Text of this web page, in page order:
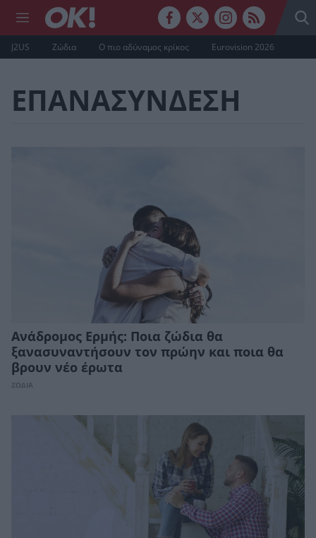
J2US Ζώδια Ο πιο αδύναμος κρίκος Eurovision 2026
ΕΠΑΝΑΣΥΝΔΕΣΗ
Ανάδρομος Ερμής: Ποια ζώδια θα
ξανασυναντήσουν τον πρώην και ποια θα
βρουν νέο έρωτα
ΖΩΔΙΑ